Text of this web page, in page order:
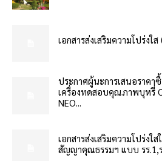
เอกสารส่งเสริมความโปร่งใ
ประกาศผู้นะการเสนอราคา
เครื่องทดสอบคุณภาพบุหรี่
NEO...
เอกสารส่งเสริมความโปร่งใ
สัญญาคุณธรรมฯ แบบ รร.1,ร